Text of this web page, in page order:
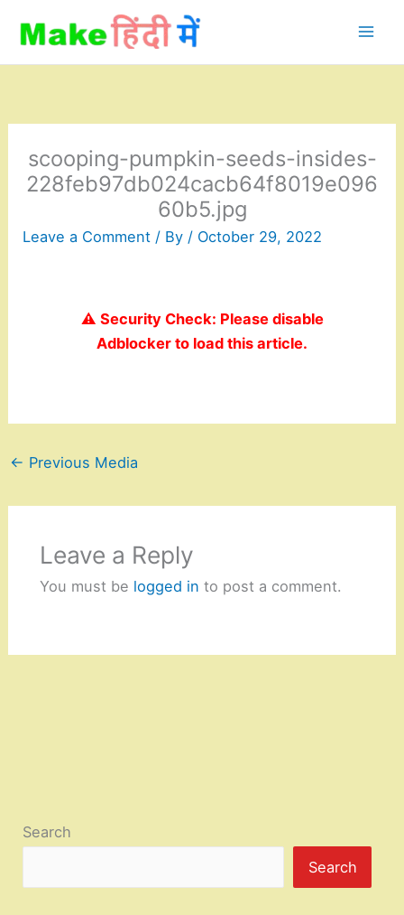
content
scooping-pumpkin-seeds-insides-
228feb97db024cacb64f8019e096
60b5.jpg
Leave a Comment / By / October 29, 2022
⚠️ Security Check: Please disable
Adblocker to load this article.
← Previous Media
Leave a Reply
You must be logged in to post a comment.
Search
Search